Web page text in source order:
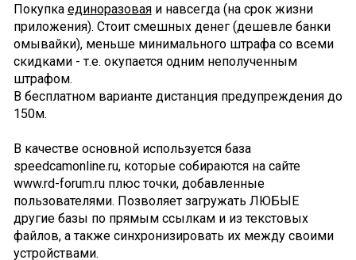
Покупка единоразоваяи навсегда (на срок жизни
приложения). Cтоит смешных денег (дешевле банки
омывайки), меньше минимального штрафа со всеми
скидками - т.е. окупается одним неполученным
штрафом.
В бесплатном варианте дистанция предупреждения до
150м.
В качестве основной используется база
speedcamonline.ru, которые собираются на сайте
www.rd-forum.ru плюс точки, добавленные
пользователями. Позволяет загружать ЛЮБЫЕ
другие базы по прямым ссылкам и из текстовых
файлов, а также синхронизировать их между своими
устройствами.